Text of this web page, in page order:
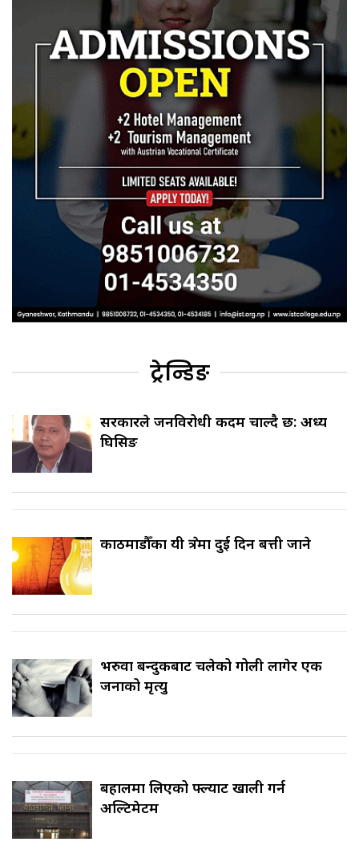
ट्रेन्डिङ
सरकारले जनविरोधी कदम चाल्दै छ: अध्यक्ष
घिसिङ
काठमाडौँका यी क्षेत्रमा दुई दिन बत्ती जाने
भरुवा बन्दुकबाट चलेको गोली लागेर एक
जनाको मृत्यु
बहालमा लिएको फ्ल्याट खाली गर्न
अल्टिमेटम